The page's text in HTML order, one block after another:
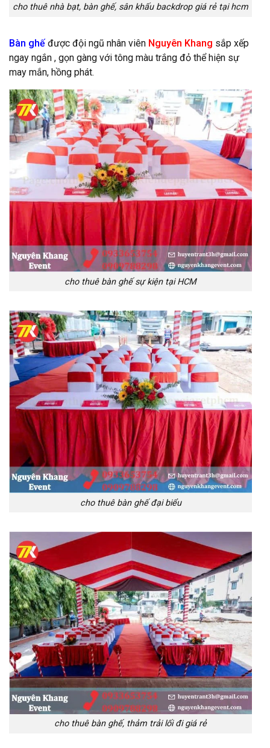
cho thuê nhà bạt, bàn ghế, sân khấu backdrop giá rẻ tại hcm
Bàn ghếđược đội ngũ nhân viên Nguyên Khang sắp xếp
ngay ngắn , gọn gàng với tông màu trắng đỏ thể hiện sự
may mắn, hồng phát.
cho thuê bàn ghế sự kiện tại HCM
cho thuê bàn ghế đại biểu
cho thuê bàn ghế, thảm trải lối đi giá rẻ